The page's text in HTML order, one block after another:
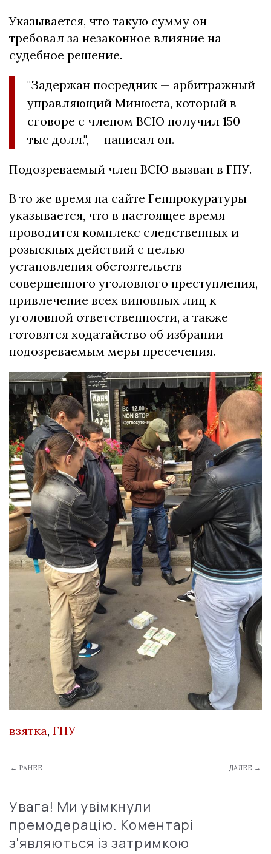
Указывается, что такую сумму он
требовал за незаконное влияние на
судебное решение.
"Задержан посредник — арбитражный
управляющий Минюста, который в
сговоре с членом ВСЮ получил 150
тыс долл.", — написал он.
Подозреваемый член ВСЮ вызван в ГПУ.
В то же время на сайте Генпрокуратуры
указывается, что в настоящее время
проводится комплекс следственных и
розыскных действий с целью
установления обстоятельств
совершенного уголовного преступления,
привлечение всех виновных лиц к
уголовной ответственности, а также
готовятся ходатайство об избрании
подозреваемым меры пресечения.
взятка, ГПУ
← РАНЕЕ ДАЛЕЕ →
Увага! Ми увімкнули
премодерацію. Коментарі
з'являються із затримкою